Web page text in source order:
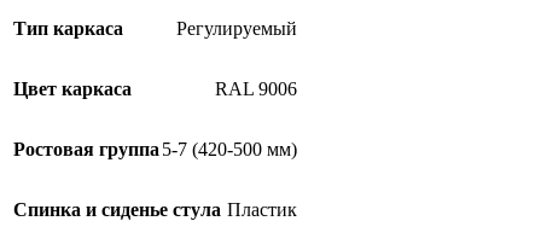
Тип каркаса Регулируемый
Цвет каркаса RAL 9006
Ростовая группа 5-7 (420-500 мм)
Спинка и сиденье стула Пластик